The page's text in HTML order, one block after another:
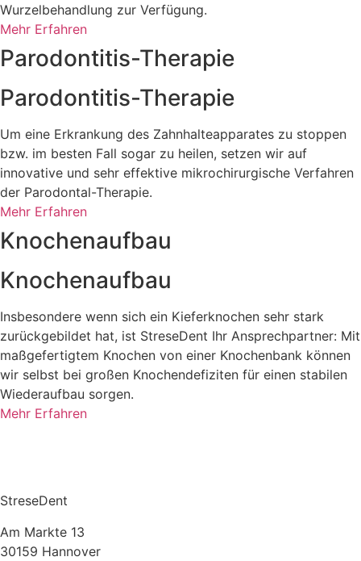
Wurzelbehandlung zur Verfügung.
Mehr Erfahren
Parodontitis-Therapie
Parodontitis-Therapie
Um eine Erkrankung des Zahnhalteapparates zu stoppen
bzw. im besten Fall sogar zu heilen, setzen wir auf
innovative und sehr effektive mikrochirurgische Verfahren
der Parodontal-Therapie.
Mehr Erfahren
Knochenaufbau
Knochenaufbau
Insbesondere wenn sich ein Kieferknochen sehr stark
zurückgebildet hat, ist StreseDent Ihr Ansprechpartner: Mit
maßgefertigtem Knochen von einer Knochenbank können
wir selbst bei großen Knochendefiziten für einen stabilen
Wiederaufbau sorgen.
Mehr Erfahren
StreseDent
Am Markte 13
30159 Hannover